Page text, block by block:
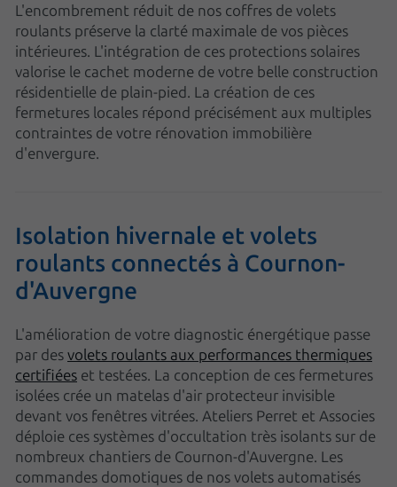
L'encombrement réduit de nos coffres de volets
roulants préserve la clarté maximale de vos pièces
intérieures. L'intégration de ces protections solaires
valorise le cachet moderne de votre belle construction
résidentielle de plain-pied. La création de ces
fermetures locales répond précisément aux multiples
contraintes de votre rénovation immobilière
d'envergure.
Isolation hivernale et volets
roulants connectés à Cournon-
d'Auvergne
L'amélioration de votre diagnostic énergétique passe
par des volets roulants aux performances thermiques
certifiées et testées. La conception de ces fermetures
isolées crée un matelas d'air protecteur invisible
devant vos fenêtres vitrées. Ateliers Perret et Associes
déploie ces systèmes d'occultation très isolants sur de
nombreux chantiers de Cournon-d'Auvergne. Les
commandes domotiques de nos volets automatisés